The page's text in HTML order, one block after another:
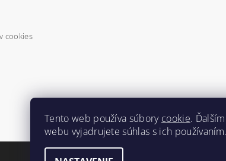
cookies
Tento web používa súbory cookie.
webu vyjadrujete súhlas s ich používaním.